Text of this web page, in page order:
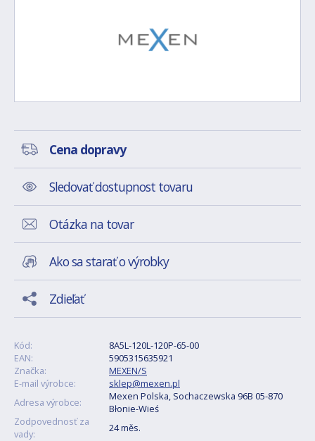
Cena dopravy
Sledovať dostupnost tovaru
Otázka na tovar
Ako sa starať o výrobky
Zdieľať
Kód:
8A5L-120L-120P-65-00
EAN:
5905315635921
Značka:
MEXEN/S
E-mail výrobce:
sklep@mexen.pl
Adresa výrobce:
Mexen Polska, Sochaczewska 96B 05-870
Błonie-Wieś
Zodpovednosť za
vady:
24 měs.